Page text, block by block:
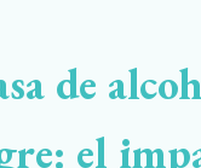
de
el